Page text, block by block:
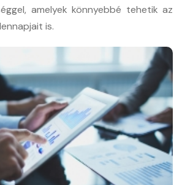
amelyek könnyebbé tehetik az
is.